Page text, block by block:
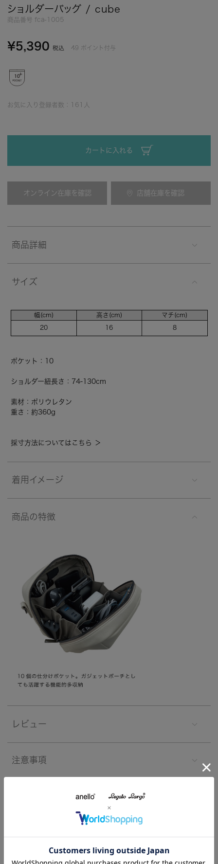
ショルダーバッグ / cube
商品番号 fca-1005
¥5,390 税込 49 ポイント付与
お気に入り登録者数： 161 人
カートに入れる
オンライン在庫を確認 店舗在庫を確認
商品詳細
サイズ
幅(cm)
20
高さ(cm)
16
マチ(cm)
8
ポケット：10
ショルダー紐長さ：74-130cm
素材：ポリウレタン
重さ：約360g
採寸方法についてはこちら ＞
着用イメージ
商品の特徴
レビュー
注意事項
関連する特集 特集一覧